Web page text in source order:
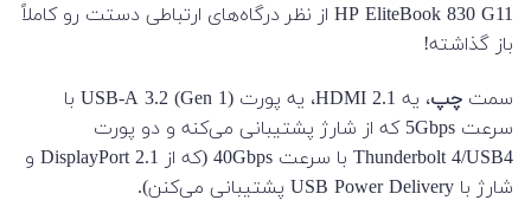
HP EliteBook 830 G11 از نظر درگاه‌های ارتباطی دستت رو کاملاً
باز گذاشته!
سمت چپ
، یه HDMI 2.1، یه پورت USB-A 3.2 (Gen 1) با
سرعت 5Gbps که از شارژ پشتیبانی می‌کنه و دو پورت
Thunderbolt 4/USB4 با سرعت 40Gbps (که از DisplayPort 2.1 و
شارژ با USB Power Delivery پشتیبانی می‌کنن).